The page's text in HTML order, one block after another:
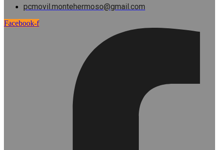
pcmovil.montehermoso@gmail.com
Facebook-f